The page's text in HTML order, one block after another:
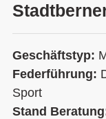
Geschäftstyp:
Federführung:
Sport
Stand